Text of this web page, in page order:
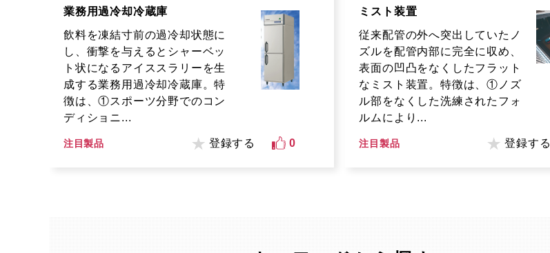
業務用過冷却冷蔵庫
飲料を凍結寸前の過冷却状態に
し、衝撃を与えるとシャーベッ
ト状になるアイススラリーを生
成する業務用過冷却冷蔵庫。特
徴は、①スポーツ分野でのコン
ディショニ...
注目製品 登録する 0
ミスト装置
従来配管の外へ突出していたノ
ズルを配管内部に完全に収め、
表面の凹凸をなくしたフラット
なミスト装置。特徴は、①ノズ
ル部をなくした洗練されたフォ
ルムにより...
注目製品 登録する